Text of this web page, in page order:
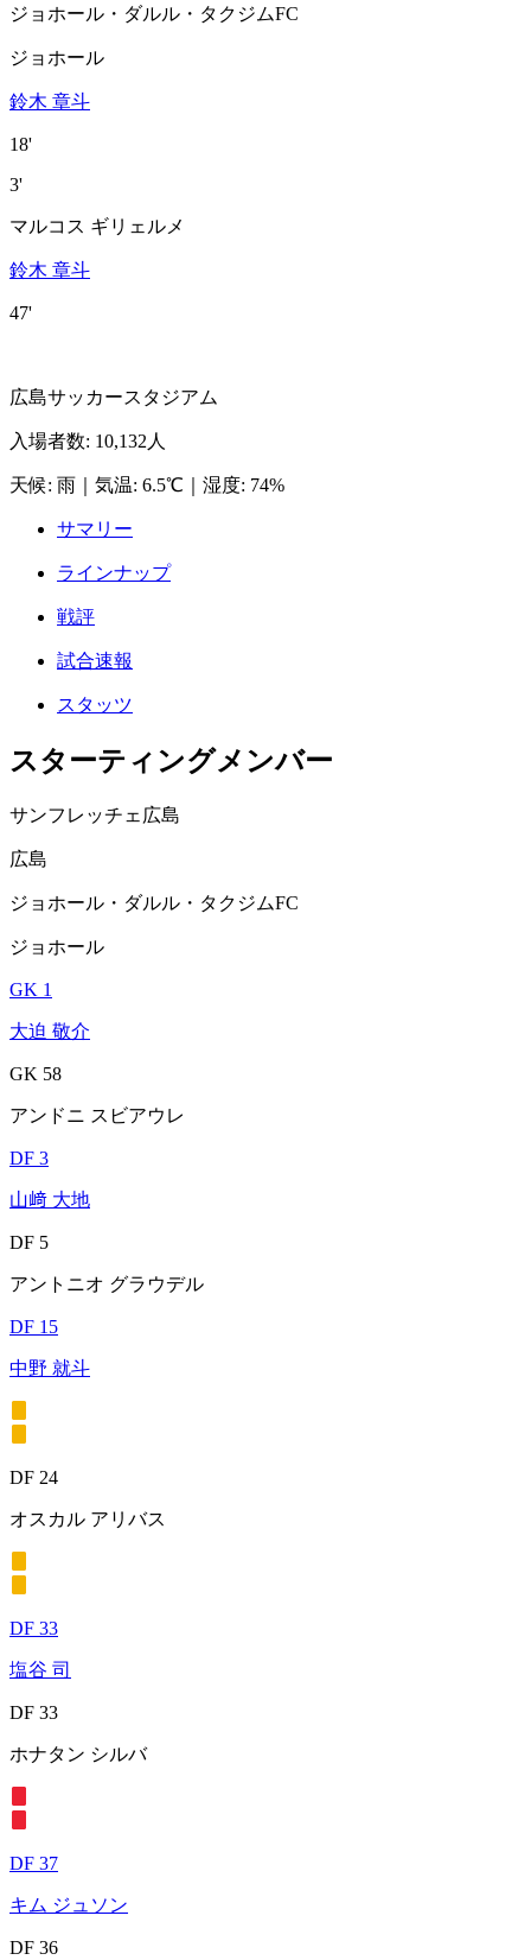
ジョホール・ダルル・タクジムFC
ジョホール
鈴木 章斗
18'
3'
マルコス ギリェルメ
鈴木 章斗
47'
広島サッカースタジアム
入場者数: 10,132人
天候: 雨 気温: 6.5℃ 湿度: 74%
サマリー
ラインナップ
戦評
試合速報
スタッツ
スターティングメンバー
サンフレッチェ広島
広島
ジョホール・ダルル・タクジムFC
ジョホール
GK 1
大迫 敬介
GK 58
アンドニ スビアウレ
DF 3
山﨑 大地
DF 5
アントニオ グラウデル
DF 15
中野 就斗
DF 24
オスカル アリバス
DF 33
塩谷 司
DF 33
ホナタン シルバ
DF 37
キム ジュソン
DF 36